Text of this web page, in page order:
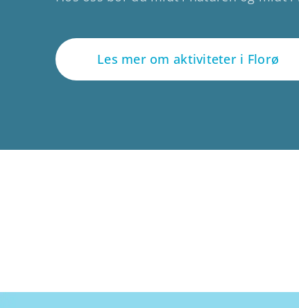
Les mer om aktiviteter i Florø